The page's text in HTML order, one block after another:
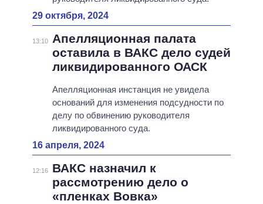
29 октября, 2024
13:10
Апелляционная палата
оставила в ВАКС дело судей
ликвидированного ОАСК
Апелляционная инстанция не увидела
оснований для изменения подсудности по
делу по обвинению руководителя
ликвидированного суда.
16 апреля, 2024
12:16
ВАКС назначил к
рассмотрению дело о
«пленках Вовка»